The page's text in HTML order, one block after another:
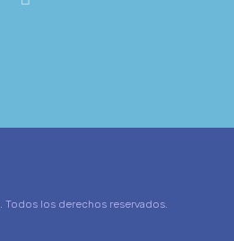
. Todos los derechos reservados.